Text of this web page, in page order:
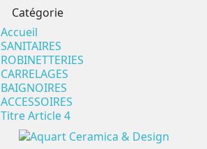
Catégorie
Accueil
SANITAIRES
ROBINETTERIES
CARRELAGES
BAIGNOIRES
ACCESSOIRES
Titre Article 4